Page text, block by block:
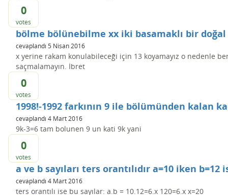
0
votes
bölme bölünebilme xx iki basamaklı bir doğal
cevaplandı 5 Nisan 2016
x yerine rakam konulabileceği için 13 koyamayız o nedenle
saçmalamayın. İbret
0
votes
1998!-1992 farkının 9 ile bölümünden kalan
cevaplandı 4 Mart 2016
9k-3=6 tam bolunen 9 un kati 9k yani
0
votes
a ve b sayıları ters orantılıdır a=10 iken
cevaplandı 4 Mart 2016
ters orantılı ise bu sayılar: a.b = 10.12=6.x 120=6.x x=20